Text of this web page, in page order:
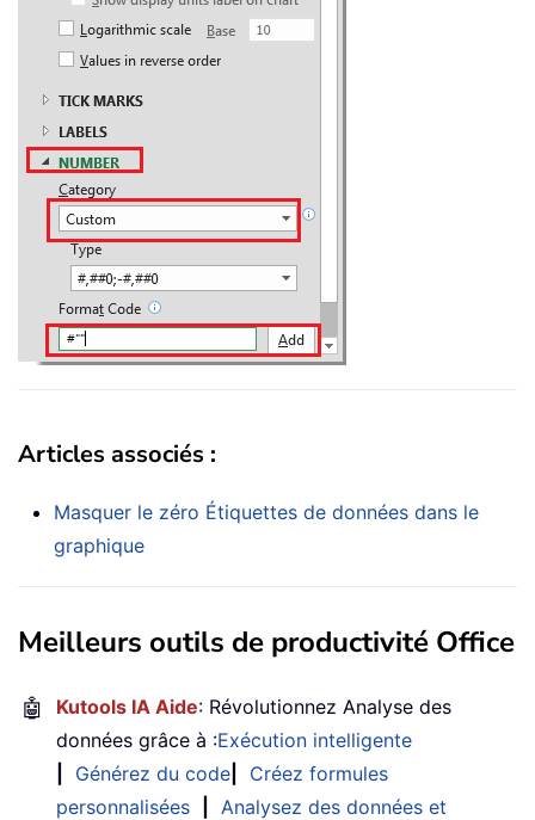
Articles associés :
Masquer le zéro Étiquettes de données dans le
graphique
Meilleurs outils de productivité Office
🤖 Kutools IA Aide: Révolutionnez Analyse des
données grâce à :Exécution intelligente
Générez du code
Créez formules
personnalisées
Analysez des données et